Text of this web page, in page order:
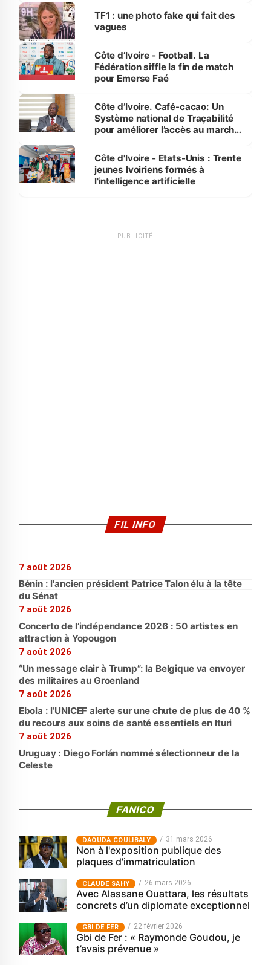
sur la scène internationale »
TF1 : une photo fake qui fait des
vagues
Côte d’Ivoire - Football. La
Fédération siffle la fin de match
pour Emerse Faé
Côte d’Ivoire. Café-cacao: Un
Système national de Traçabilité
pour améliorer l’accès au marché
Côte d'Ivoire - Etats-Unis : Trente
jeunes Ivoiriens formés à
l'intelligence artificielle
PUBLICITÉ
FIL INFO
7 août 2026
Bénin : l'ancien président Patrice Talon élu à la tête
du Sénat
7 août 2026
Concerto de l’indépendance 2026 : 50 artistes en
attraction à Yopougon
7 août 2026
“Un message clair à Trump”: la Belgique va envoyer
des militaires au Groenland
7 août 2026
Ebola : l’UNICEF alerte sur une chute de plus de 40 %
du recours aux soins de santé essentiels en Ituri
7 août 2026
Uruguay : Diego Forlán nommé sélectionneur de la
Celeste
FANICO
‎DAOUDA COULIBALY 31 mars 2026
Non à l'exposition publique des
plaques d'immatriculation
CLAUDE SAHY 26 mars 2026
Avec Alassane Ouattara, les résultats
concrets d’un diplomate exceptionnel
GBI DE FER 22 février 2026
Gbi de Fer : « Raymonde Goudou, je
t’avais prévenue »